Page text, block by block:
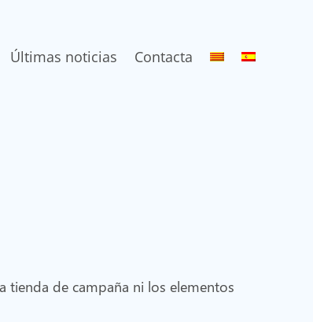
Últimas noticias Contacta
tienda de campaña ni los elementos